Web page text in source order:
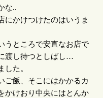
な..
にかけつけたのはいうま
うところで安直なお店で
渡し待つとしばし…
した。
ご飯、そこにはかかるカ
かけおり中央にはとんか